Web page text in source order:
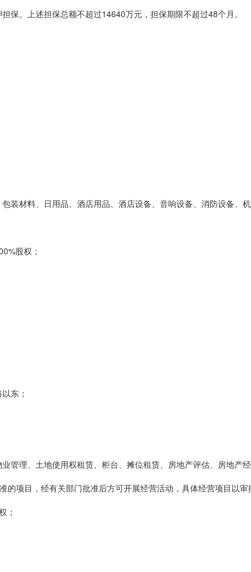
保。上述担保总额不超过14640万元，担保期限不超过48个月。
装材料、日用品、酒店用品、酒店设备、音响设备、消防设备、
股权；
东；
管理、土地使用权租赁、柜台、摊位租赁、房地产评估、房地产
的项目，经有关部门批准后方可开展经营活动，具体经营项目以审
；